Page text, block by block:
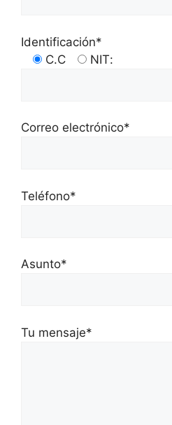
Identificación*
C.C
NIT:
Correo electrónico*
Teléfono*
Asunto*
Tu mensaje*